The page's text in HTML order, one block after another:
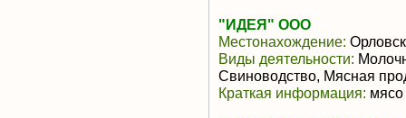
"ИДЕЯ" ООО
Местонахождение:
Виды деятельности:
Свиноводство, Мясная
Краткая информация: мясо